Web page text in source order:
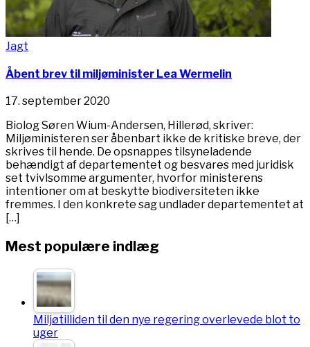
Jagt
Åbent brev til miljøminister Lea Wermelin
17. september 2020
Biolog Søren Wium-Andersen, Hillerød, skriver:
Miljøministeren ser åbenbart ikke de kritiske breve, der
skrives til hende. De opsnappes tilsyneladende
behændigt af departementet og besvares med juridisk
set tvivlsomme argumenter, hvorfor ministerens
intentioner om at beskytte biodiversiteten ikke
fremmes. I den konkrete sag undlader departementet at
[…]
Mest populære indlæg
Miljøtilliden til den nye regering overlevede blot to
uger